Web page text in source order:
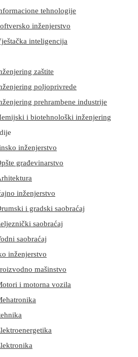
tehnologije
inženjerstvo
inteligencija
zaštite
poljoprivrede
prehrambene industrije
i biotehnološki inženjering
inženjerstvo
građevinarstvo
inženjerstvo
i gradski saobraćaj
saobraćaj
saobraćaj
inženjerstvo
mašinstvo
i motorna vozila